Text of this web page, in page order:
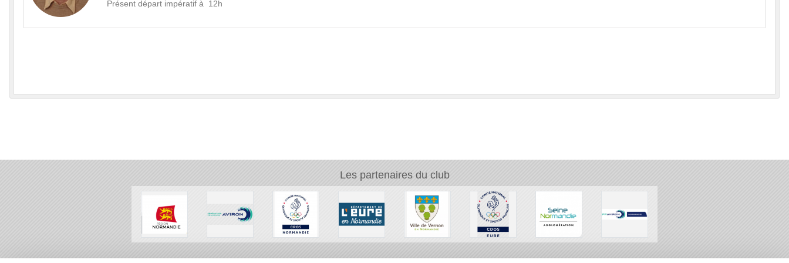
Présent départ impératif à 12h
Les partenaires du club